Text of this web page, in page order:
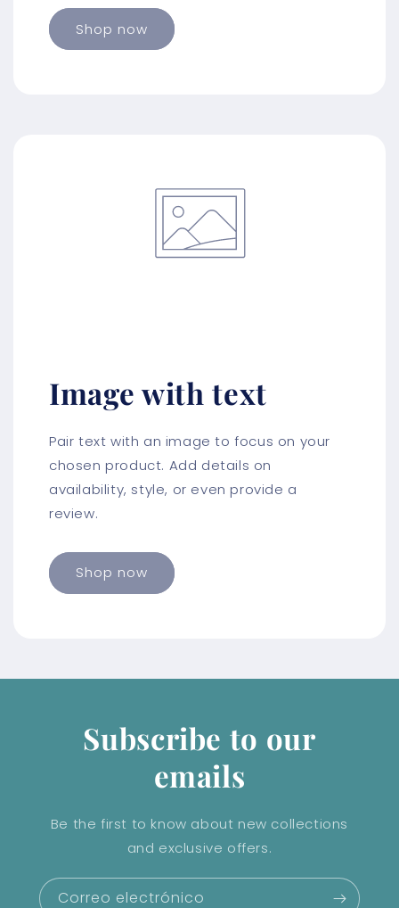
Shop now
Image with text
Pair text with an image to focus on your
chosen product. Add details on
availability, style, or even provide a
review.
Shop now
Subscribe to our
emails
Be the first to know about new collections
and exclusive offers.
Correo electrónico